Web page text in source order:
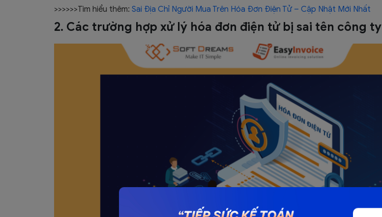
>>>>>>Tìm hiểu thêm: Sai Địa Chỉ Người Mua Trên Hóa Đơn Điện Tử – Cập Nhật Mới Nhất
2. Các trường hợp xử lý hóa đơn điện tử bị sai tên công ty